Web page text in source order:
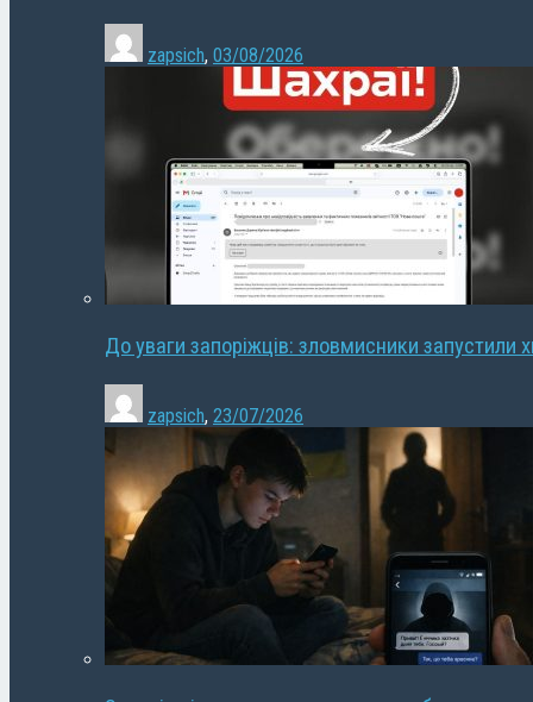
zapsich, 03/08/2026
До уваги запоріжців: зловмисники запустили
zapsich, 23/07/2026